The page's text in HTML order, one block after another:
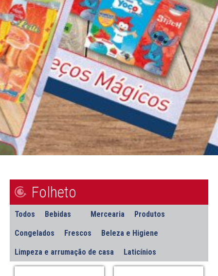
Folheto
Todos Bebidas Mercearia Produtos
Congelados Frescos Beleza e Higiene
Limpeza e arrumação de casa Laticínios